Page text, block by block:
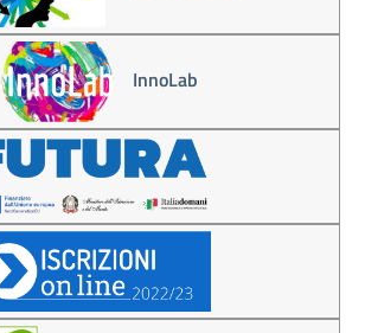
InnoLab